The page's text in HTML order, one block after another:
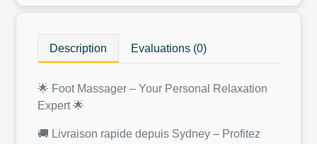
Description Evaluations (0)
🌟 Foot Massager – Your Personal Relaxation
Expert 🌟
🚚 Livraison rapide depuis Sydney – Profitez